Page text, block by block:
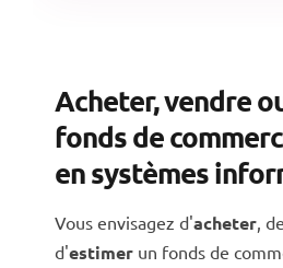
Acheter, vendre
fonds de
en systèmes
Vous envisagez d'acheter , de
d'estimer un fonds de